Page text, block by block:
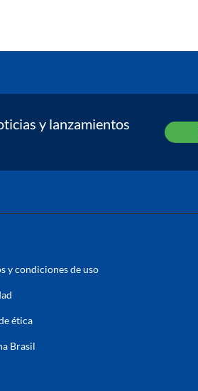
y lanzamientos
y condiciones de uso
ética
Brasil